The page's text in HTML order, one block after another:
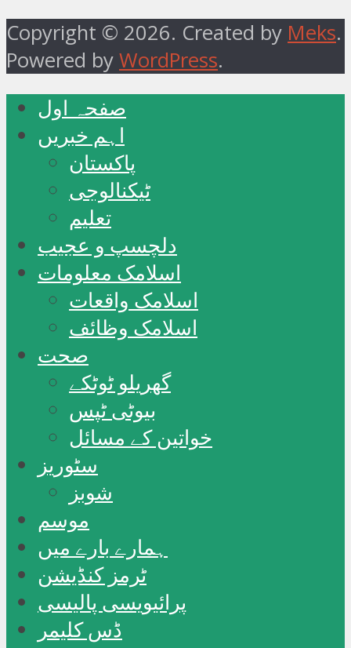
Copyright © 2026. Created by Meks.
Powered by WordPress.
صفحہ اول
اہم خبریں
پاکستان
ٹیکنالوجی
تعلیم
دلچسپ و عجیب
اسلامک معلومات
اسلامک واقعات
اسلامک وظائف
صحت
گھریلو ٹوٹکے
بیوٹی ٹپس
خواتین کے مسائل
سٹوریز
شوبز
موسم
ہمارے بارے میں
ٹرمز کنڈیشن
پرائیویسی پالیسی
ڈس کلیمر